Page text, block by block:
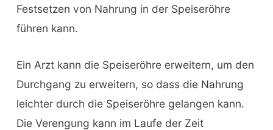
Festsetzen von Nahrung in der Speiseröhre
führen kann.
Ein Arzt kann die Speiseröhre erweitern, um den
Durchgang zu erweitern, so dass die Nahrung
leichter durch die Speiseröhre gelangen kann.
Die Verengung kann im Laufe der Zeit